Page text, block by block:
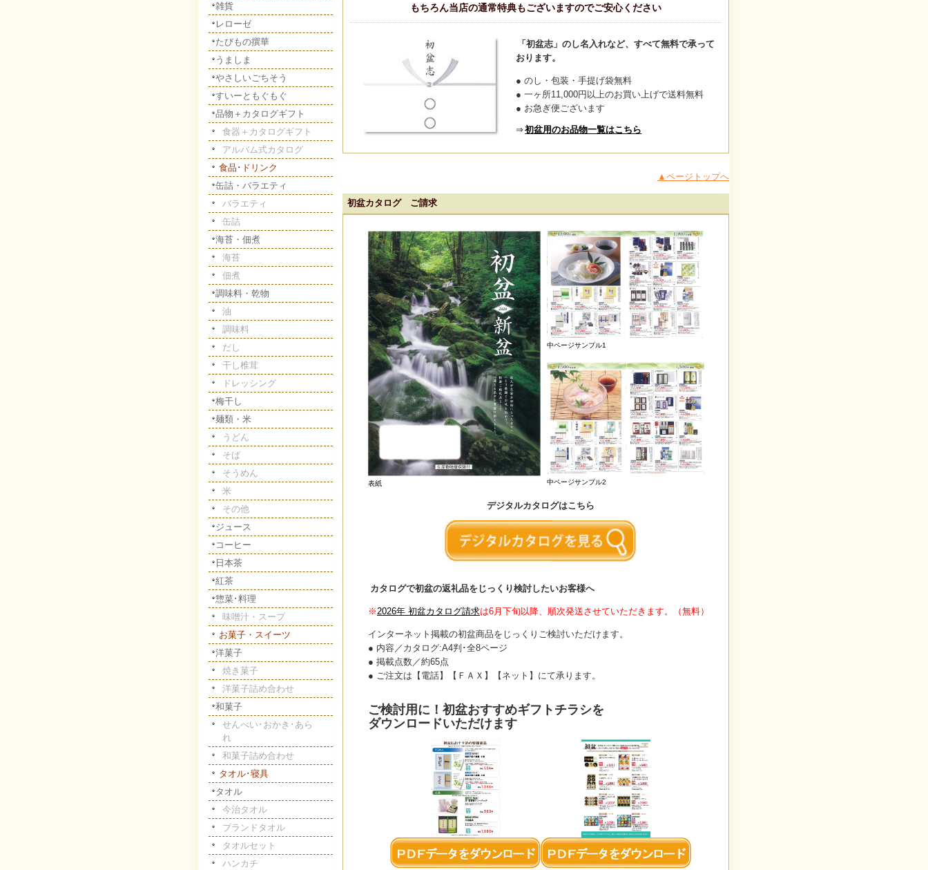
もちろん当店の通常特典もございますのでご安心ください
「初盆志」のし名入れなど、すべて無料で承って
おります。
● のし・包装・手提げ袋無料
● 一ヶ所11,000円以上のお買い上げで送料無料
● お急ぎ便ございます
⇒初盆用のお品物一覧はこちら
▲ページトップへ
初盆カタログ ご請求
表紙
中ページサンプル1
中ページサンプル2
デジタルカタログはこちら
カタログで初盆の返礼品をじっくり検討したいお客様へ
※ 2026年 初盆カタログ請求は6月下旬以降、順次発送させていただきます。（無料）
インターネット掲載の初盆商品をじっくりご検討いただけます。
● 内容／カタログ:A4判･全8ページ
● 掲載点数／約65点
● ご注文は【電話】【ＦＡＸ】【ネット】にて承ります。
ご検討用に！初盆おすすめギフトチラシを
ダウンロードいただけます
雑貨
レローゼ
たびもの撰華
うましま
やさしいごちそう
すいーともぐもぐ
品物＋カタログギフト
食器＋カタログギフト
アルバム式カタログ
食品･ドリンク
缶詰・バラエティ
バラエティ
缶詰
海苔・佃煮
海苔
佃煮
調味料・乾物
油
調味料
だし
干し椎茸
ドレッシング
梅干し
麺類・米
うどん
そば
そうめん
米
その他
ジュース
コーヒー
日本茶
紅茶
惣菜･料理
味噌汁・スープ
お菓子・スイーツ
洋菓子
焼き菓子
洋菓子詰め合わせ
和菓子
せんべい･おかき･あら
れ
和菓子詰め合わせ
タオル･寝具
タオル
今治タオル
ブランドタオル
タオルセット
ハンカチ